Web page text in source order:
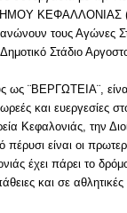
ΚΕΦΑΛΛΟΝΙΑΣ
τους Αγώνες
Στάδιο
¨ΒΕΡΓΩΤΕΙΑ¨,
και ευεργεσίες
Κεφαλονιάς, την
είναι οι
έχει πάρει το
και σε